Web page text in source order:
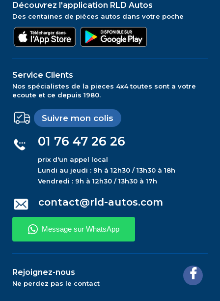
Découvrez l'application RLD Autos
Des centaines de pièces autos dans votre poche
Service Clients
Nos spécialistes de la pieces 4x4 toutes sont a votre
ecoute et ce depuis 1980.
Suivre mon colis
01 76 47 26 26
prix d'un appel local
Lundi au jeudi : 9h à 12h30 / 13h30 à 18h
Vendredi : 9h à 12h30 / 13h30 à 17h
contact@rld-autos.com
Rejoignez-nous
Ne perdez pas le contact